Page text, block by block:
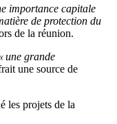
importance capitale
de protection du
de la réunion.
une grande
une source de
les projets de la